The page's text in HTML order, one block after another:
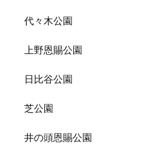
代々木公園
上野恩賜公園
日比谷公園
芝公園
井の頭恩賜公園